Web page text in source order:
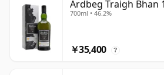
Ardbeg Traigh Bhan
700ml • 46.2%
￥35,400 ?